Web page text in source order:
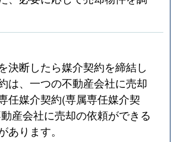
決断したら媒介契約を締結し
は、一つの不動産会社に売却
任媒介契約(専属専任媒介契
産会社に売却の依頼ができる
あります。